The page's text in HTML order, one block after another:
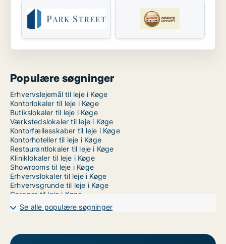
Populære søgninger
Erhvervslejemål til leje i Køge
Kontorlokaler til leje i Køge
Butikslokaler til leje i Køge
Værkstedslokaler til leje i Køge
Kontorfællesskaber til leje i Køge
Kontorhoteller til leje i Køge
Restaurantlokaler til leje i Køge
Kliniklokaler til leje i Køge
Showrooms til leje i Køge
Erhvervslokaler til leje i Køge
Erhvervsgrunde til leje i Køge
Garager til leje i Køge
Lagerlokaler til leje i København
Se alle populære søgninger